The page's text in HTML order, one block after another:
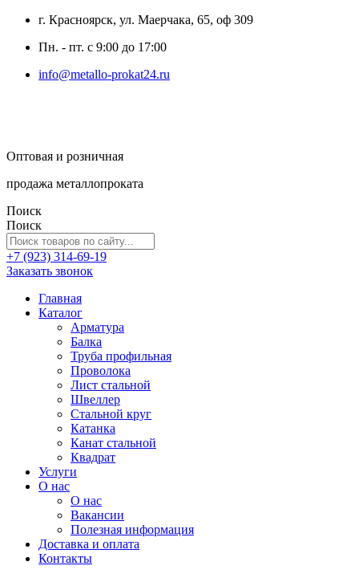
г. Красноярск, ул. Маерчака, 65, оф 309
Пн. - пт. с 9:00 до 17:00
info@metallo-prokat24.ru
Оптовая и розничная
продажа металлопроката
Поиск
Поиск
+7 (923) 314-69-19
Заказать звонок
Главная
Каталог
Арматура
Балка
Труба профильная
Проволока
Лист стальной
Швеллер
Стальной круг
Катанка
Канат стальной
Квадрат
Услуги
О нас
О нас
Вакансии
Полезная информация
Доставка и оплата
Контакты